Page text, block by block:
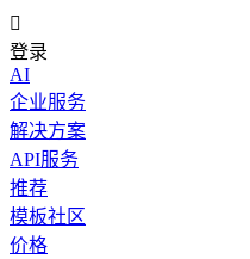

登录
AI
企业服务
解决方案
API服务
推荐
模板社区
价格